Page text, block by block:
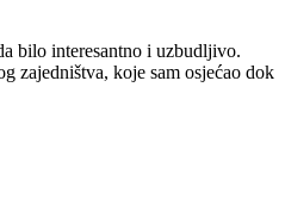
bilo interesantno i uzbudljivo.
zajedništva, koje sam osjećao dok